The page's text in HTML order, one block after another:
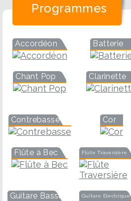
Programmes
Accordéon Batterie
Chant Pop Clarinette
Contrebasse Cor
Flûte à Bec Flûte Traversière
Guitare Basse Guitare Electrique